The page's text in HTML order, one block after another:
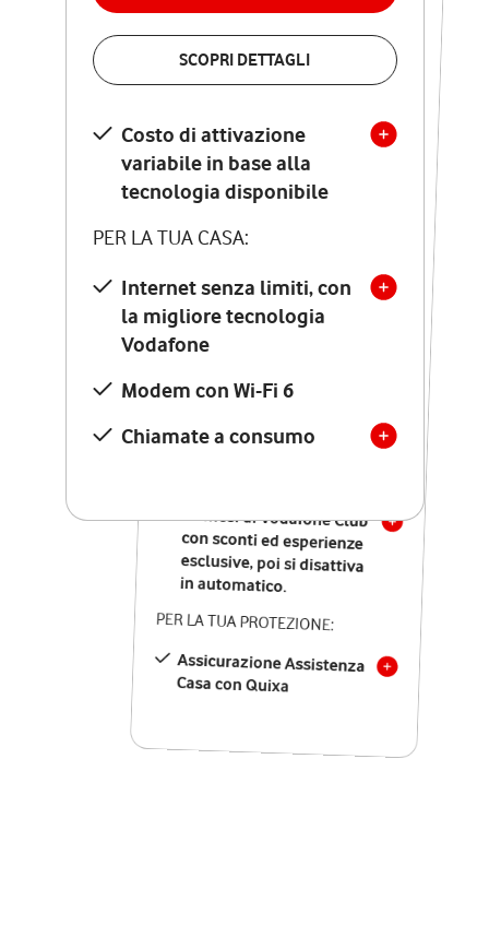
SCOPRI DETTAGLI
Costo di attivazione
variabile in base alla
tecnologia disponibile
PER LA TUA CASA:
Internet senza limiti, con
la migliore tecnologia
Vodafone
Modem con Wi-Fi 6
Chiamate a consumo
VERIFICA LA COPERTURA
Costo di attivazione
variabile in base alla
tecnologia disponibile
PER LA TUA CASA:
Internet senza limiti, con
la migliore tecnologia
Vodafone
Modem Seven con Wi-Fi 7
Chiamate illimitate verso
numeri fissi e mobili
nazionali
12 mesi di Vodafone Club
con sconti ed esperienze
esclusive, poi si disattiva
in automatico.
PER LA TUA PROTEZIONE:
Assicurazione Assistenza
Casa con Quixa